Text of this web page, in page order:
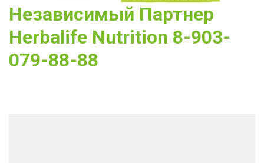
Независимый Партнер
Herbalife Nutrition 8-903-
079-88-88